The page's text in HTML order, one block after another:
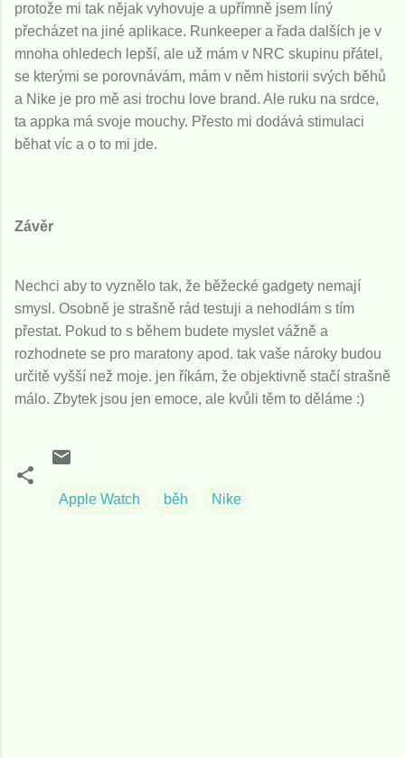
protože mi tak nějak vyhovuje a upřímně jsem líný
přecházet na jiné aplikace. Runkeeper a řada dalších je v
mnoha ohledech lepší, ale už mám v NRC skupinu přátel,
se kterými se porovnávám, mám v něm historii svých běhů
a Nike je pro mě asi trochu love brand. Ale ruku na srdce,
ta appka má svoje mouchy. Přesto mi dodává stimulaci
běhat víc a o to mi jde.
Závěr
Nechci aby to vyznělo tak, že běžecké gadgety nemají
smysl. Osobně je strašně rád testuji a nehodlám s tím
přestat. Pokud to s během budete myslet vážně a
rozhodnete se pro maratony apod. tak vaše nároky budou
určitě vyšší než moje. jen říkám, že objektivně stačí strašně
málo. Zbytek jsou jen emoce, ale kvůli těm to děláme :)
Apple Watch běh Nike